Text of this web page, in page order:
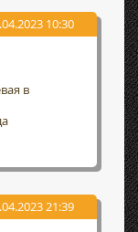
10:30
в
21:39